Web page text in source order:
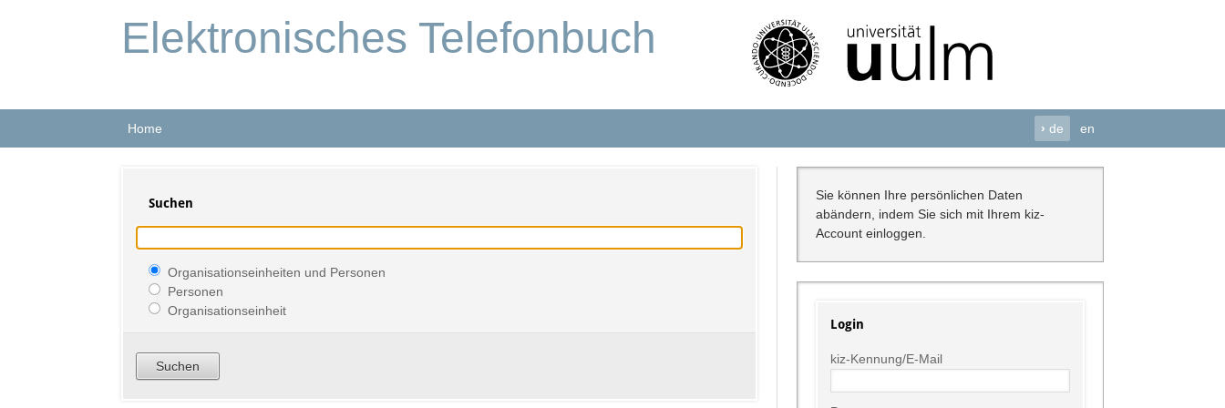
Elektronisches Telefonbuch
Home › de en
Suchen
Organisationseinheiten und Personen
Personen
Organisationseinheit
Sie können Ihre persönlichen Daten
abändern, indem Sie sich mit Ihrem kiz-
Account einloggen.
Login
kiz-Kennung/E-Mail